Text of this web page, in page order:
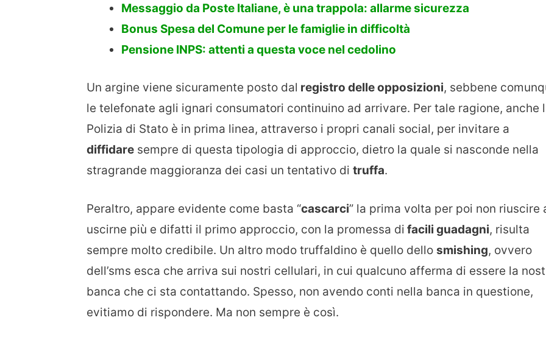
Messaggio da Poste Italiane, è una trappola: allarme sicurezza
Bonus Spesa del Comune per le famiglie in difficoltà
Pensione INPS: attenti a questa voce nel cedolino
Un argine viene sicuramente posto dal registro delle opposizioni, sebbene
le telefonate agli ignari consumatori continuino ad arrivare. Per tale ragione, anche
Polizia di Stato è in prima linea, attraverso i propri canali social, per invitare a
diffidare sempre di questa tipologia di approccio, dietro la quale si nasconde nella
stragrande maggioranza dei casi un tentativo di truffa.
Peraltro, appare evidente come basta “cascarci” la prima volta per poi non riuscire
uscirne più e difatti il primo approccio, con la promessa di facili guadagni, risulta
sempre molto credibile. Un altro modo truffaldino è quello dello smishing, ovvero
dell’sms esca che arriva sui nostri cellulari, in cui qualcuno afferma di essere la
banca che ci sta contattando. Spesso, non avendo conti nella banca in questione,
evitiamo di rispondere. Ma non sempre è così.